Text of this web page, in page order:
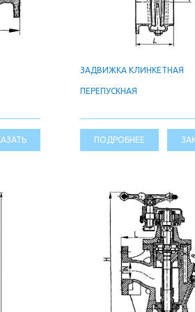
ЗАДВИЖКА КЛИНКЕТНАЯ
ПЕРЕПУСКНАЯ
ПОДРОБНЕЕ